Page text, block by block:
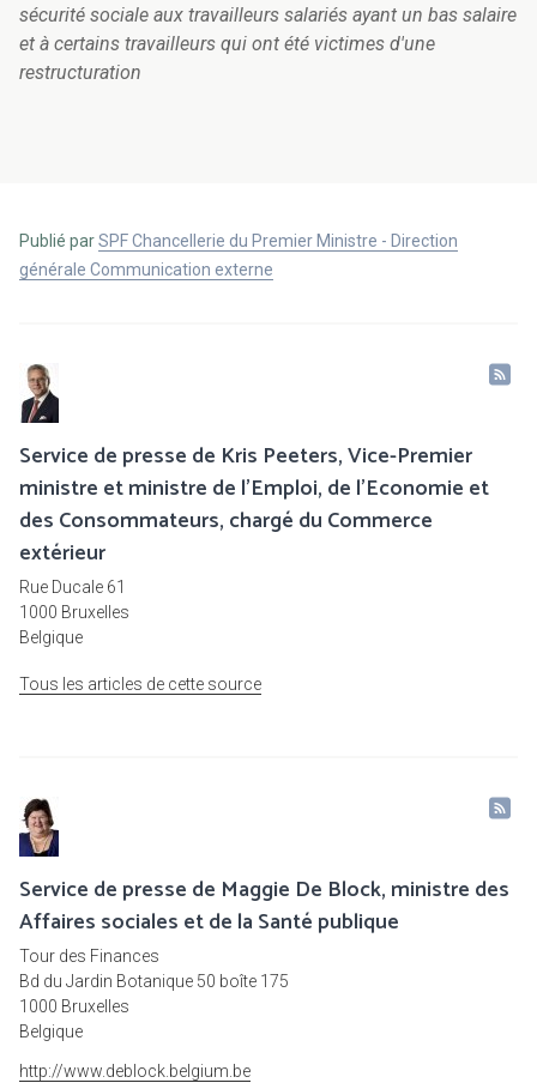
sécurité sociale aux travailleurs salariés ayant un bas salaire
et à certains travailleurs qui ont été victimes d'une
restructuration
Publié parSPF Chancellerie du Premier Ministre - Direction
générale Communication externe
Service de presse de Kris Peeters, Vice-Premier
ministre et ministre de l'Emploi, de l'Economie et
des Consommateurs, chargé du Commerce
extérieur
Rue Ducale 61
1000 Bruxelles
Belgique
Tous les articles de cette source
Service de presse de Maggie De Block, ministre des
Affaires sociales et de la Santé publique
Tour des Finances
Bd du Jardin Botanique 50 boîte 175
1000 Bruxelles
Belgique
http://www.deblock.belgium.be